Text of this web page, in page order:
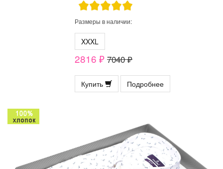
Размеры в наличии:
XXXL
2816 ₽ 7040 ₽
Купить Подробнее